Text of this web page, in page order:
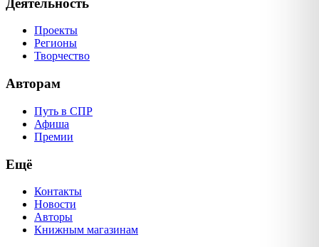
Проекты
Регионы
Творчество
Авторам
Путь в СПР
Афиша
Премии
Ещё
Контакты
Новости
Авторы
Книжным магазинам